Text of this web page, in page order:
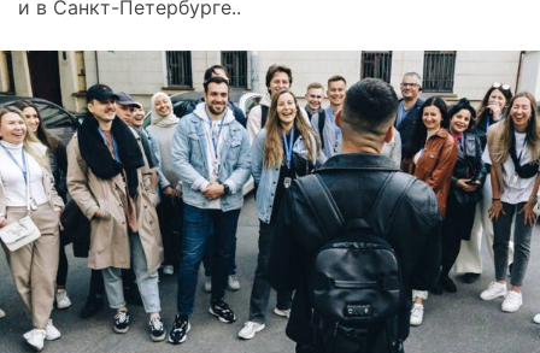
и в Санкт-Петербурге..